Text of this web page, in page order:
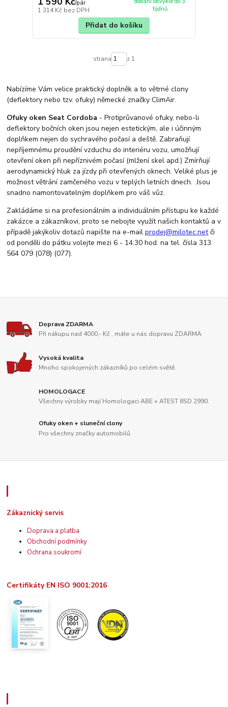
/pár
1 314 Kč bez DPH
týdnů
Přidat do košíku
strana z 1
Nabízíme Vám velice praktický doplněk a to větrné clony
(deflektory nebo tzv. ofuky) německé značky ClimAir.
Ofuky oken Seat Cordoba - Protiprůvanové ofuky, nebo-li
deflektory bočních oken jsou nejen estetickým, ale i účinným
doplňkem nejen do sychravého počasí a deště. Zabraňují
nepříjemnému proudění vzduchu do interiéru vozu, umožňují
otevření oken při nepříznivém počasí (mlžení skel apd.) Zmírňují
aerodynamický hluk za jízdy při otevřených oknech. Veliké plus je
možnost větrání zamčeného vozu v teplých letních dnech. Jsou
snadno namontovatelným doplňkem pro váš vůz.
Zakládáme si na profesionálním a individuálním přístupu ke každé
zakázce a zákazníkovi, proto se nebojte využít našich kontaktů a v
případě jakýkoliv dotazů napište na e-mailprodej@milotec.netči
od ponděli do pátku volejte mezi 6 - 14:30 hod. na tel. čísla 313
564 079 (078) (077).
Doprava ZDARMA
Při nákupu nad 4000,- Kč , máte u nás dopravu ZDARMA
Vysoká kvalita
Mnoho spokojených zákazníků po celém světě.
HOMOLOGACE
Všechny výrobky mají Homologaci ABE + ATEST 8SD 2990.
Ofuky oken + sluneční clony
Pro všechny značky automobilů
Zákaznický servis
Doprava a platba
Obchodní podmínky
Ochrana soukromí
Certifikáty EN ISO 9001:2016